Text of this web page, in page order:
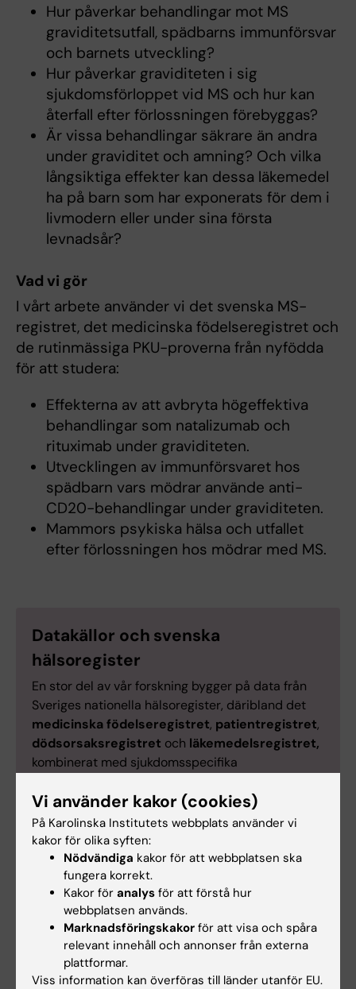
Hur påverkar behandlingar mot MS
graviditetsutfall, spädbarns immunförsvar
och barnets utveckling?
Hur påverkar graviditeten i sig
sjukdomsförloppet vid MS och hur kan
återfall efter förlossningen förebyggas?
Är vissa behandlingar säkrare än andra
under graviditet och amning? Och vilka
långsiktiga effekter kan dessa läkemedel
ha på barn som har exponerats för dem i
livmodern eller under sina första
levnadsår?
Vad vi gör
I vårt arbete använder vi det svenska MS-
registret, det medicinska födelseregistret och
de rutinmässiga PKU-proverna från nyfödda
för att studera:
Effekterna av att avbryta högeffektiva
behandlingar som natalizumab och
rituximab under graviditeten.
Utvecklingen av immunförsvaret hos
spädbarn vars mödrar använde anti-
CD20-behandlingar under graviditeten.
Mammors psykiska hälsa och utfallet
efter förlossningen hos mödrar med MS.
Datakällor och svenska
hälsoregister
En stor del av vår forskning bygger på data från
Sveriges nationella hälsoregister, däribland det
medicinska födelseregistret, patientregistret,
dödsorsaksregistret och läkemedelsregistret,
kombinerat med sjukdomsspecifika
epilepsiregistretoch detsvenska MS-
registret.
Genom att koppla samman dessa register, med
godkännande från Etikprövningsmyndigheten och
skyddade enligt EU:s integritetslagstiftning, kan vi
följa vad som händer med tusentals kvinnor och
barn under många år utan att ta upp extra tid av
dem. Detta gör det möjligt att upptäcka sällsynta
effekter, följa barns utveckling över tid samt
jämföra olika behandlingar på ett rättvisande sätt.
Vi använder kakor (cookies)
På Karolinska Institutets webbplats använder vi
kakor för olika syften:
Nödvändiga kakor för att webbplatsen ska
fungera korrekt.
Kakor för analys för att förstå hur
webbplatsen används.
Marknadsföringskakor för att visa och spåra
relevant innehåll och annonser från externa
plattformar.
Viss information kan överföras till länder utanför EU.